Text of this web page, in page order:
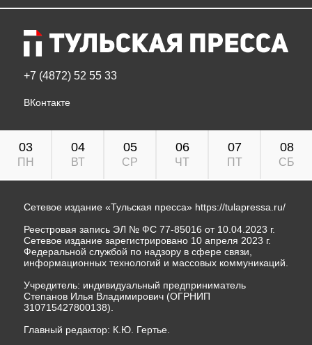
+7 (4872) 52 55 33
ВКонтакте
03
ПН
04
ВТ
05
СР
06
ЧТ
07
ПТ
08
СБ
Сетевое издание «Тульская пресса» https://tulapressa.ru/
Реестровая запись ЭЛ № ФС 77-85016 от 10.04.2023 г.
Сетевое издание зарегистрировано 10 апреля 2023 г.
Федеральной службой по надзору в сфере связи,
информационных технологий и массовых коммуникаций.
Учредитель: индивидуальный предприниматель
Степанов Илья Владимирович (ОГРНИП
310715427800138).
Главный редактор: К.Ю. Гертье.